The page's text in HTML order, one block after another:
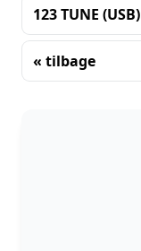
123 TUNE (USB)
« tilbage